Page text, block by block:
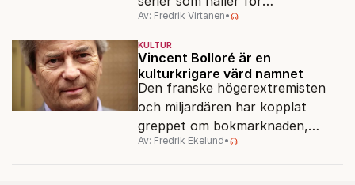
augustisoffan – när
sensommarmörkret smyger sig
på och tv-utbudet blir din bästa
vän.
Av: Fredrik Virtanen•
KULTUR
Vincent Bolloré är en
kulturkrigare värd namnet
Den franske högerextremisten
och miljardären har kopplat
greppet om bokmarknaden,
filmbolag, tv- och radiokanaler.
Av: Fredrik Ekelund•